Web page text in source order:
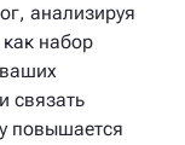
анализируя
набор
связать
повышается